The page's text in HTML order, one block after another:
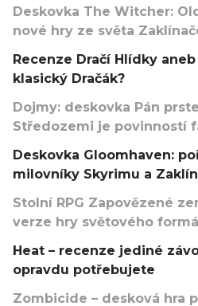
Deskovka The Witcher:
nové hry ze světa
Recenze Dračí Hlídky
klasický Dračák?
Dojmy: deskovka Pán
Středozemi je povinností
Deskovka Gloomhaven:
milovníky Skyrimu a
Stolní RPG Zapovězené
verze hry světového
Heat – recenze jediné
opravdu potřebujete
Zombicide – desková hra